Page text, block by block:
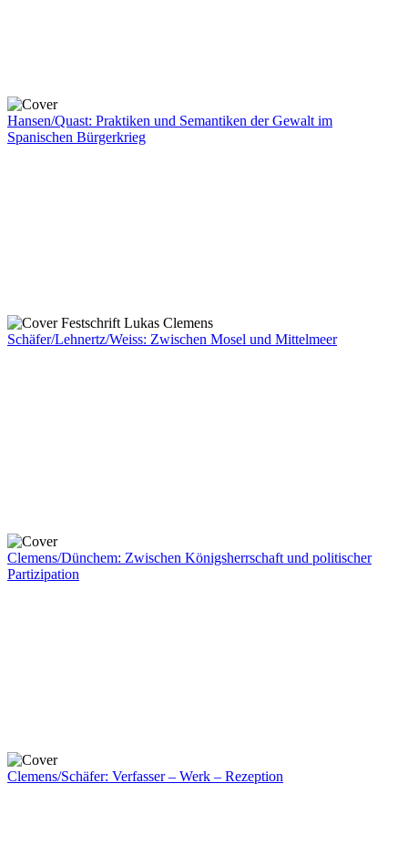
Hansen/Quast: Praktiken und Semantiken der Gewalt im
Spanischen Bürgerkrieg
Schäfer/Lehnertz/Weiss: Zwischen Mosel und Mittelmeer
Clemens/Dünchem: Zwischen Königsherrschaft und politischer
Partizipation
Clemens/Schäfer: Verfasser – Werk – Rezeption